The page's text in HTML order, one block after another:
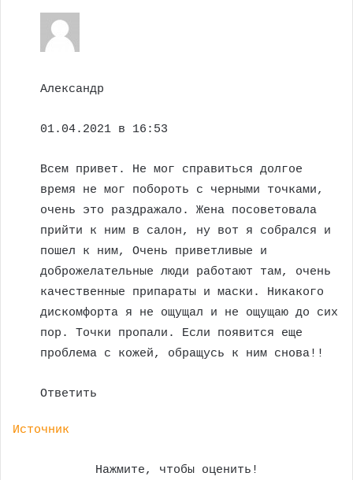
Александр
01.04.2021 в 16:53
Всем привет. Не мог справиться долгое
время не мог побороть с черными точками,
очень это раздражало. Жена посоветовала
прийти к ним в салон, ну вот я собрался и
пошел к ним, Очень приветливые и
доброжелательные люди работают там, очень
качественные припараты и маски. Никакого
дискомфорта я не ощущал и не ощущаю до сих
пор. Точки пропали. Если появится еще
проблема с кожей, обращусь к ним снова!!
Ответить
Источник
Нажмите, чтобы оценить!